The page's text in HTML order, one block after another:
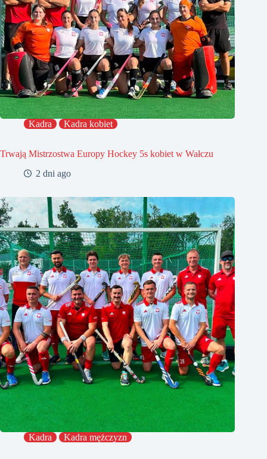
Kadra Kadra kobiet
Trwają Mistrzostwa Europy Hockey 5s kobiet w Wałczu
2 dni ago
Kadra Kadra mężczyzn